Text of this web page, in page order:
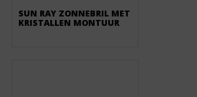
SUN RAY ZONNEBRIL MET
KRISTALLEN MONTUUR